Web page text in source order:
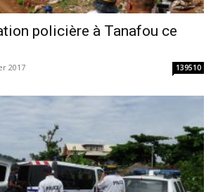
policière à Tanafou ce
2017 139510